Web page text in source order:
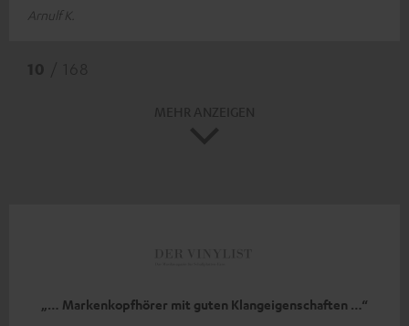
Arnulf K.
„… Markenkopfhörer mit guten Klangeigenschaften …“